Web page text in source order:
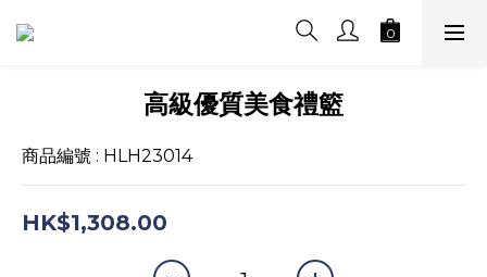
高級優質美食禮籃
商品編號 : HLH23014
HK$1,308.00